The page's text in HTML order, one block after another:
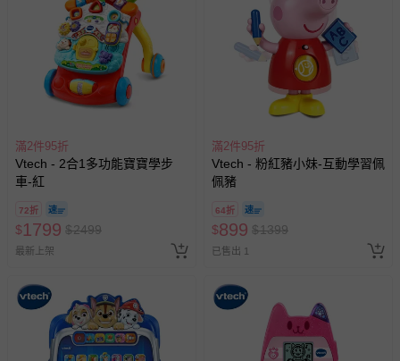
滿2件95折
Vtech - 2合1多功能寶寶學步
車-紅
72折
$1799 $2499
最新上架
滿2件95折
Vtech - 粉紅豬小妹-互動學習佩
佩豬
64折
$899 $1399
已售出 1